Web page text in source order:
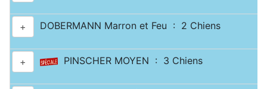
+ DOBERMANN Marron et Feu : 2 Chiens
+ PINSCHER MOYEN : 3 Chiens